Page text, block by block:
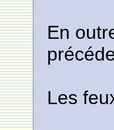
En
Les